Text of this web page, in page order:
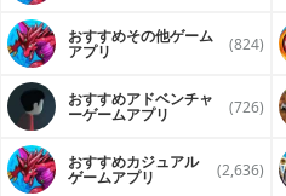
おすすめその他ゲーム
アプリ (824)
おすすめアドベンチャ
ーゲームアプリ (726)
おすすめカジュアル
ゲームアプリ (2,636)